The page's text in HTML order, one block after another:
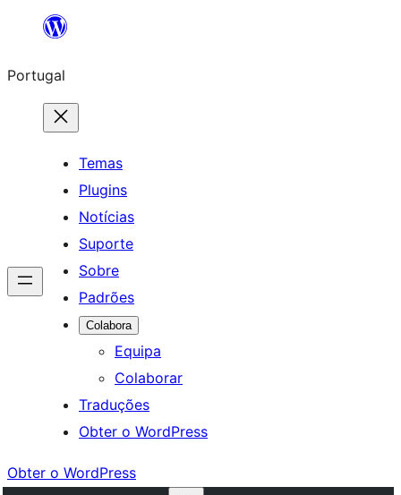
Saltar
o
conteúdo
Portugal
Temas
Plugins
Notícias
Suporte
Sobre
Padrões
Colabora
Equipa
Colaborar
Traduções
Obter o WordPress
Obter o WordPress